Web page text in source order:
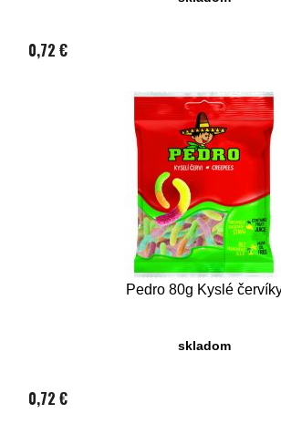
0,72 €
Pedro 80g Kyslé
skladom
0,72 €